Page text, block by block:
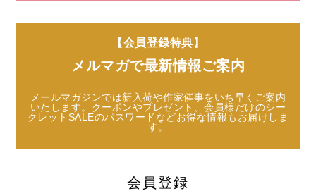
【会員登録特典】
メルマガで最新情報ご案内
メールマガジンでは新入荷や作家催事をいち早くご案内
いたします。 クーポンやプレゼント、会員様だけのシー
クレットSALEのパスワードなどお得な情報もお届けしま
す。
会員登録